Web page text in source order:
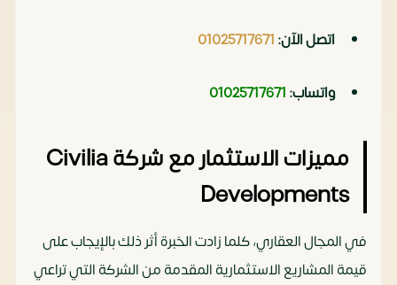
اتصل الآن:01025717671
واتساب:01025717671
مميزات الاستثمار مع شركة Civilia
Developments
في المجال العقاري، كلما زادت الخبرة أثر ذلك بالإيجاب على
قيمة المشاريع الاستثمارية المقدمة من الشركة التي تراعي